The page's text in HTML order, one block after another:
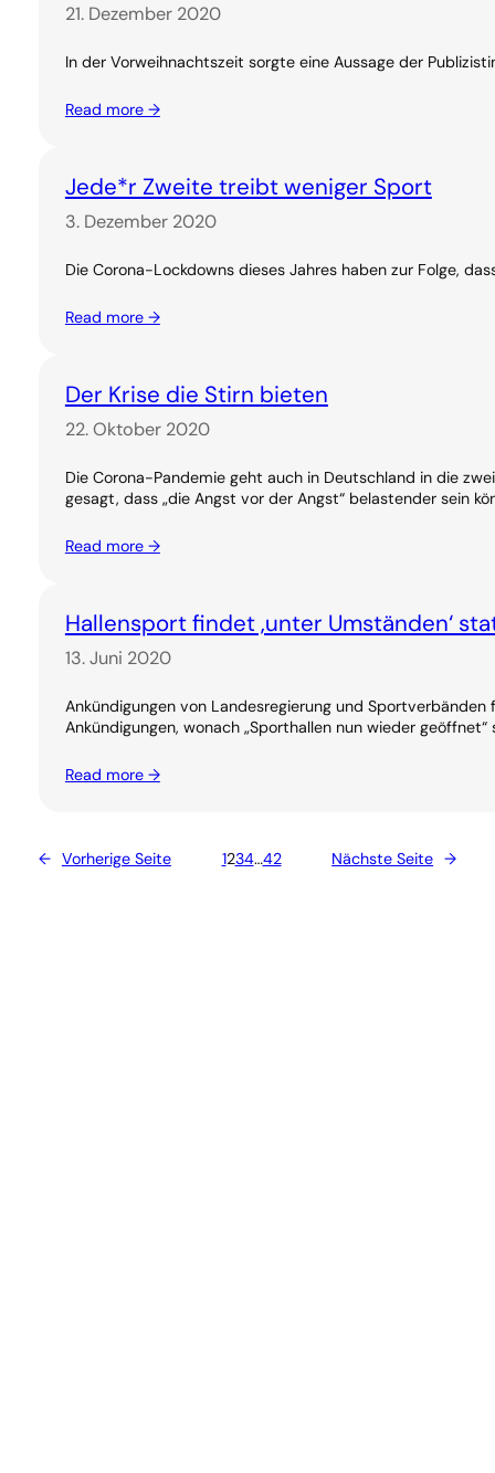
21. Dezember 2020
In der Vorweihnachtszeit sorgte eine Aussage der
Read more →
Jede*r Zweite treibt weniger Sport
3. Dezember 2020
Die Corona-Lockdowns dieses Jahres haben zur Folge,
Read more →
Der Krise die Stirn bieten
22. Oktober 2020
Die Corona-Pandemie geht auch in Deutschland in die
gesagt, dass „die Angst vor der Angst“ belastender sein
Read more →
Hallensport findet ‚unter Umständen‘
13. Juni 2020
Ankündigungen von Landesregierung und
Ankündigungen, wonach „Sporthallen nun wieder
Read more →
← Vorherige Seite 1234…42 Nächste Seite →